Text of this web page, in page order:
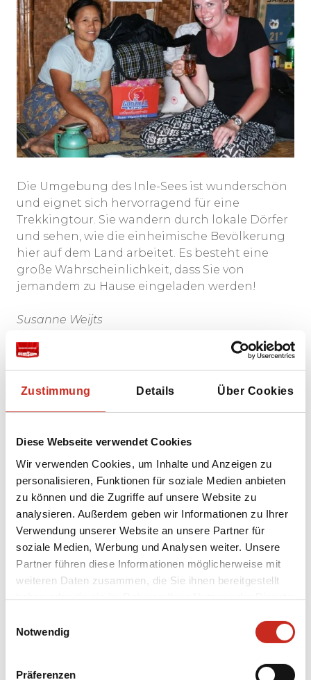
Zustimmung Details Über Cookies
Diese Webseite verwendet Cookies
Wir verwenden Cookies, um Inhalte und Anzeigen zu
personalisieren, Funktionen für soziale Medien anbieten
zu können und die Zugriffe auf unsere Website zu
analysieren. Außerdem geben wir Informationen zu Ihrer
Verwendung unserer Website an unsere Partner für
soziale Medien, Werbung und Analysen weiter. Unsere
Partner führen diese Informationen möglicherweise mit
weiteren Daten zusammen, die Sie ihnen bereitgestellt
haben oder die sie im Rahmen Ihrer Nutzung der Dienste
Notwendig
Präferenzen
Die Umgebung des Inle-Sees ist wunderschön
und eignet sich hervorragend für eine
Trekkingtour. Sie wandern durch lokale Dörfer
und sehen, wie die einheimische Bevölkerung
hier auf dem Land arbeitet. Es besteht eine
große Wahrscheinlichkeit, dass Sie von
jemandem zu Hause eingeladen werden!
Susanne Weijts
Loikaw
Myanmar sehr im Gedächtnis geblieben ist, ist
Kayah-Staat. Ein großer Teil dieses Gebiets ist